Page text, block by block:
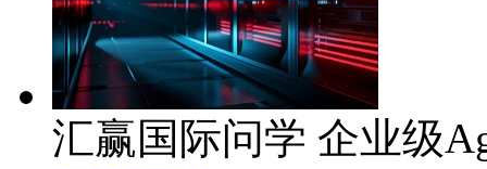
汇赢国际问学 企业级